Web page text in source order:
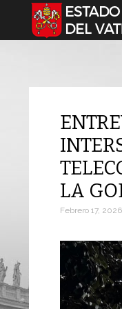
Seleccione su idioma
LA
Febrero 17, 2026